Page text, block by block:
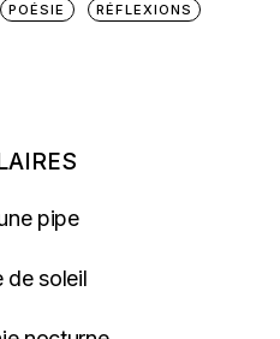
POÉSIE RÉFLEXIONS
pipe
de soleil